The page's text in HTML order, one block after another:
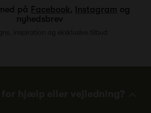
på Facebook, Instagram og
nyhedsbrev
inspiration og eksklusive tilbud